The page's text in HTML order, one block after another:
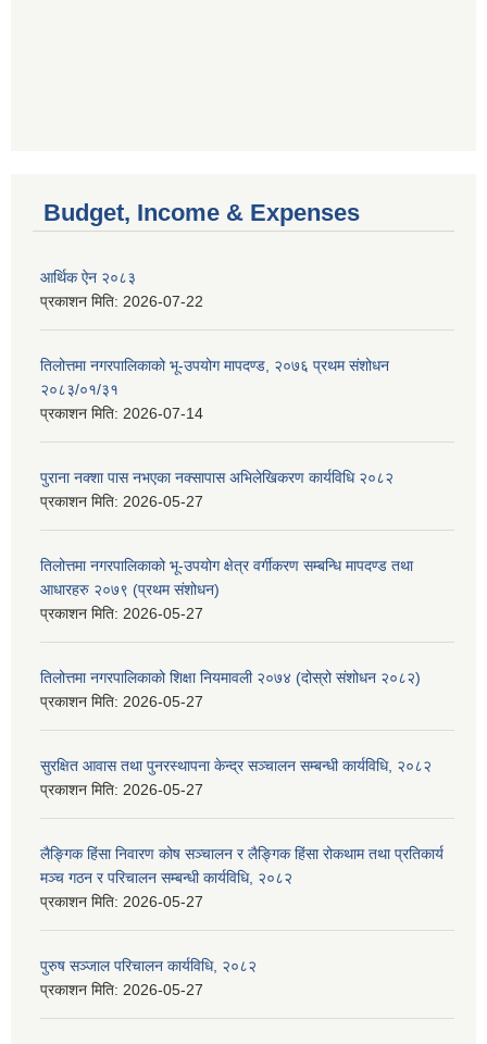
Budget, Income & Expenses
आर्थिक ऐन २०८३
प्रकाशन मिति: 2026-07-22
तिलोत्तमा नगरपालिकाको भू-उपयोग मापदण्ड, २०७६ प्रथम संशोधन
२०८३/०१/३१
प्रकाशन मिति: 2026-07-14
पुराना नक्शा पास नभएका नक्सापास अभिलेखिकरण कार्यविधि २०८२
प्रकाशन मिति: 2026-05-27
तिलोत्तमा नगरपालिकाको भू-उपयोग क्षेत्र वर्गीकरण सम्बन्धि मापदण्ड तथा
आधारहरु २०७९ (प्रथम संशोधन)
प्रकाशन मिति: 2026-05-27
तिलोत्तमा नगरपालिकाको शिक्षा नियमावली २०७४ (दोस्रो संशोधन २०८२)
प्रकाशन मिति: 2026-05-27
सुरक्षित आवास तथा पुनरस्थापना केन्द्र सञ्चालन सम्बन्धी कार्यविधि, २०८२
प्रकाशन मिति: 2026-05-27
लैङ्गिक हिंसा निवारण कोष सञ्चालन र लैङ्गिक हिंसा रोकथाम तथा प्रतिकार्य
मञ्च गठन र परिचालन सम्बन्धी कार्यविधि, २०८२
प्रकाशन मिति: 2026-05-27
पुरुष सञ्जाल परिचालन कार्यविधि, २०८२
प्रकाशन मिति: 2026-05-27